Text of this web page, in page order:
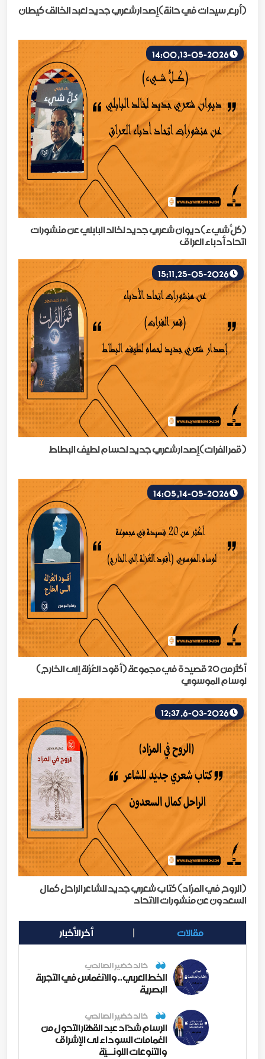
(أربع سيدات في حانة)إصدار شعري جديد لعبد الخالق كيطان
(كلُّ شيء)ديوان شعري جديد لخالد البابلي عن منشورات
اتحاد أدباء العراق
(قمر الفرات)إصدار شعري جديد لحسام لطيف البطاط
أكثر من 20 قصيدة في مجموعة (أقود العُزلة إلى الخارج)
لوسام الموسوي
(الروح في المزاد) كتاب شعري جديد للشاعر الراحل كمال
السعدون عن منشورات الاتحاد
مقالات أخر الأخبار
خالد خضير الصالحي
الخط العربي.. والانغماس في التجربة
البصرية
خالد خضير الصالحي
الرسام شدّاد عبد القهّار التحول من
الغمامات السوداء لى الإشراق
والتنوعات اللونــيّة